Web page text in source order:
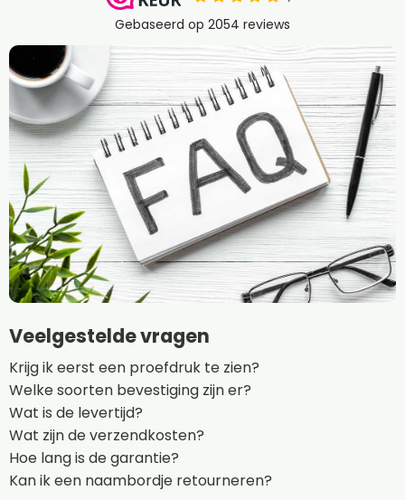
Veelgestelde vragen
Krijg ik eerst een proefdruk te zien?
Welke soorten bevestiging zijn er?
Wat is de levertijd?
Wat zijn de verzendkosten?
Hoe lang is de garantie?
Kan ik een naambordje retourneren?